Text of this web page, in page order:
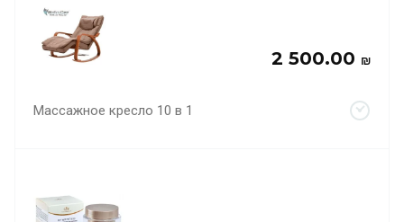
2 500.00 ₪
Массажное кресло 10 в 1